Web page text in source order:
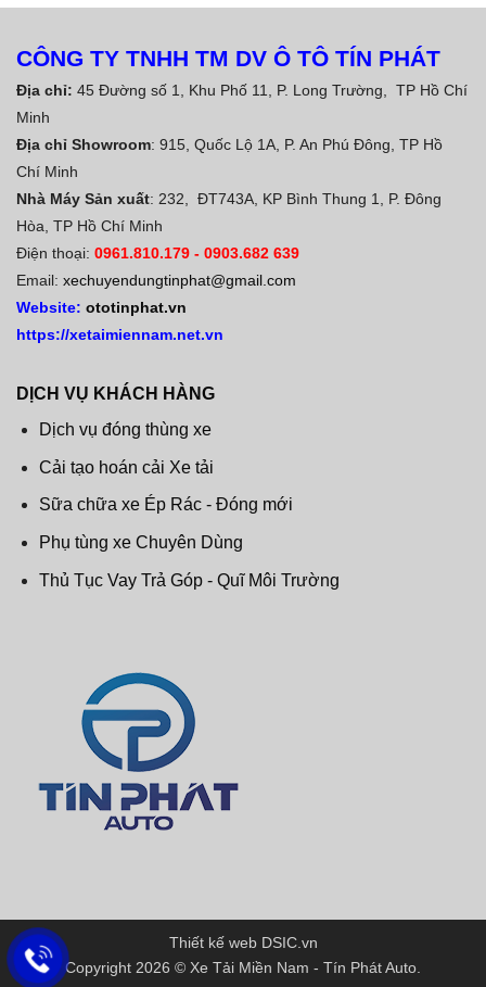
CÔNG TY TNHH TM DV Ô TÔ TÍN PHÁT
Địa chỉ: 45 Đường số 1, Khu Phố 11, P. Long Trường, TP Hồ Chí
Minh
Địa chỉ Showroom: 915, Quốc Lộ 1A, P. An Phú Đông, TP Hồ
Chí Minh
Nhà Máy Sản xuất: 232, ĐT743A, KP Bình Thung 1, P. Đông
Hòa, TP Hồ Chí Minh
Điện thoại: 0961.810.179 - 0903.682 639
Email: xechuyendungtinphat@gmail.com
Website: ototinphat.vn
https://xetaimiennam.net.vn
DỊCH VỤ KHÁCH HÀNG
Dịch vụ đóng thùng xe
Cải tạo hoán cải Xe tải
Sữa chữa xe Ép Rác - Đóng mới
Phụ tùng xe Chuyên Dùng
Thủ Tục Vay Trả Góp - Quĩ Môi Trường
Thiết kế web DSIC.vn
Copyright 2026 © Xe Tải Miền Nam - Tín Phát Auto.